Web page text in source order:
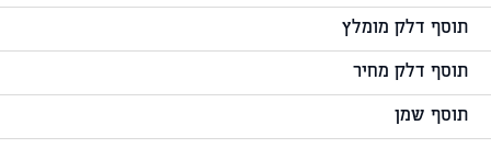
תוסף דלק מומלץ
תוסף דלק מחיר
תוסף שמן